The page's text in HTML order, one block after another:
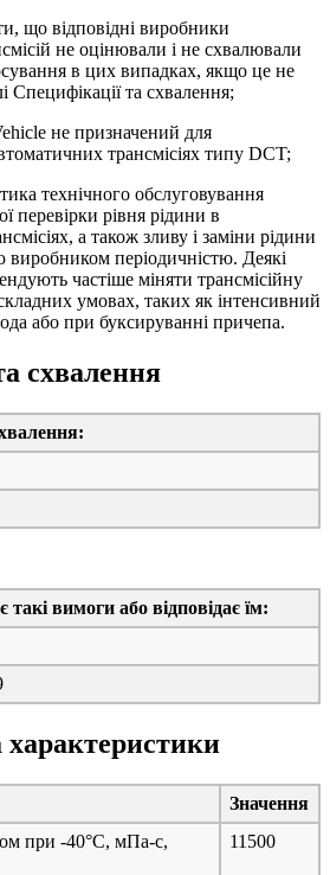
що відповідні виробники
не оцінювали і не схвалювали
в цих випадках, якщо це не
Специфікації та схвалення;
не призначений для
трансмісіях типу DCT;
технічного обслуговування
перевірки рівня рідини в
а також зливу і заміни рідини
виробником періодичністю. Деякі
частіше міняти трансмісійну
умовах, таких як інтенсивний
або при буксируванні причепа.
схвалення
вимоги або відповідає їм:
характеристики
Значення
при -40°C, мПа-с,
11500